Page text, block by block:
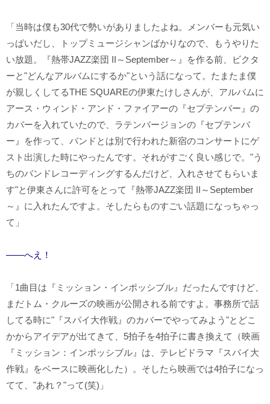
「当時は僕も30代で勢いがありましたよね。メンバーも元気い
っぱいだし、トップミュージシャンばかりなので、もうやりた
い放題。『熱帯JAZZ楽団 II～September～』を作る前、ビクタ
ーと"どんなアルバムにするか"という話になって。たまたま僕
が親しくしてるTHE SQUAREの伊東たけしさんが、アルバムに
アース・ウィンド・アンド・ファイアーの『セプテンバー』の
カバーを入れていたので、ラテンバージョンの『セプテンバ
ー』を作って、バンドとは別で行われた新宿のコンサートにゲ
スト出演した時にやったんです。それがすごく良い感じで。"う
ちのバンドレコーディングするんだけど、入れさせてもらいま
す"と伊東さんに許可をとって『熱帯JAZZ楽団 II～September
～』に入れたんですよ。そしたらものすごい話題になっちゃっ
て」
――へえ！
「1曲目は『ミッション・インポッシブル』だったんですけど、
まだトム・クルーズの映画が公開される前ですよ。事務所で話
してる時に"『スパイ大作戦』のカバーでやってみよう"とどこ
かからアイデアが出てきて、5拍子を4拍子に書き換えて（映画
『ミッション：インポッシブル』は、テレビドラマ『スパイ大
作戦』をベースに映画化した）。そしたら映画では4拍子になっ
てて、"あれ？"って(笑)」